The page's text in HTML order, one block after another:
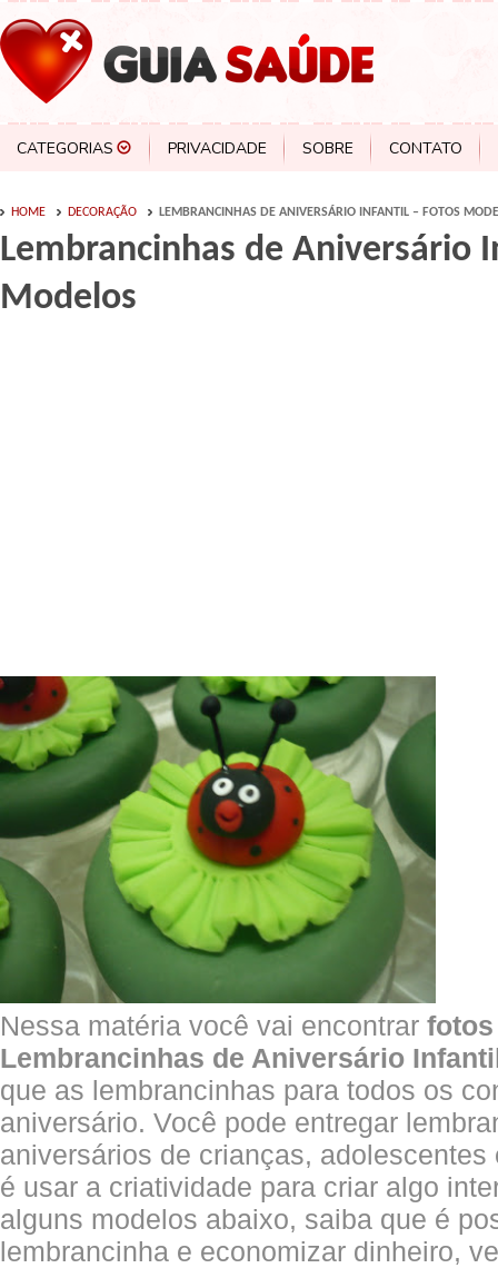
CATEGORIAS PRIVACIDADE SOBRE CONTATO
HOME DECORAÇÃO LEMBRANCINHAS DE ANIVERSÁRIO INFANTIL – FOTOS
Lembrancinhas de Aniversário
Modelos
Nessa matéria você vai encontrar
Lembrancinhas de Aniversário
que as lembrancinhas para todos os
aniversário. Você pode entregar
aniversários de crianças,
é usar a criatividade para criar algo
alguns modelos abaixo, saiba que é
lembrancinha e economizar dinheiro,